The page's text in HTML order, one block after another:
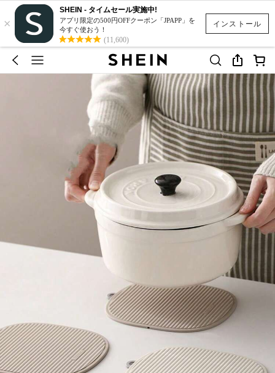
インストール
×
SHEIN - タイムセール実施中!
アプリ限定の500円OFFクーポン「JPAPP」を
今すぐ使おう！
(11,600)